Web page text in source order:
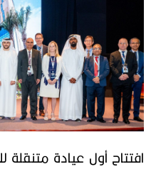
افتتاح أول عيادة متنقلة